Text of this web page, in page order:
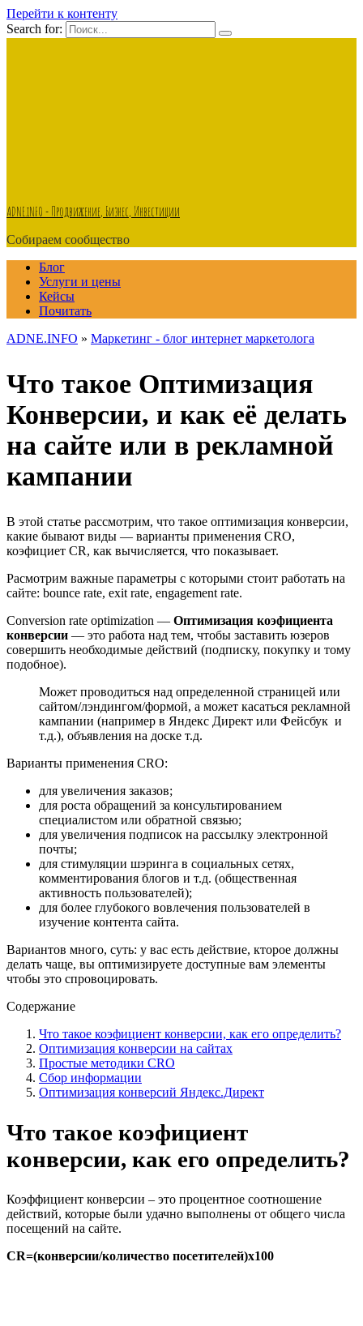
Перейти к контенту
Search for:
ADNE.iNFO - Продвижение, Бизнес, Инвестиции
Собираем сообщество
Блог
Услуги и цены
Кейсы
Почитать
ADNE.INFO » Маркетинг - блог интернет маркетолога
Что такое Оптимизация
Конверсии, и как её делать
на сайте или в рекламной
кампании
В этой статье рассмотрим, что такое оптимизация конверсии,
какие бывают виды — варианты применения CRO,
коэфициет CR, как вычисляется, что показывает.
Расмотрим важные параметры с которыми стоит работать на
сайте: bounce rate, exit rate, engagement rate.
Conversion rate optimization — Оптимизация коэфициента
конверсии — это работа над тем, чтобы заставить юзеров
совершить необходимые действий (подписку, покупку и тому
подобное).
Может проводиться над определенной страницей или
сайтом/лэндингом/формой, а может касаться рекламной
кампании (например в Яндекс Директ или Фейсбук и
т.д.), объявления на доске т.д.
Варианты применения CRO:
для увеличения заказов;
для роста обращений за консультированием
специалистом или обратной связью;
для увеличения подписок на рассылку электронной
почты;
для стимуляции шэринга в социальных сетях,
комментирования блогов и т.д. (общественная
активность пользователей);
для более глубокого вовлечения пользователей в
изучение контента сайта.
Вариантов много, суть: у вас есть действие, кторое должны
делать чаще, вы оптимизируете доступные вам элементы
чтобы это спровоцировать.
Содержание
Что такое коэфициент конверсии, как его определить?
Оптимизация конверсии на сайтах
Простые методики CRO
Сбор информации
Оптимизация конверсий Яндекс.Директ
Что такое коэфициент
конверсии, как его определить?
Коэффициент конверсии – это процентное соотношение
действий, которые были удачно выполнены от общего числа
посещений на сайте.
CR=(конверсии/количество посетителей)x100